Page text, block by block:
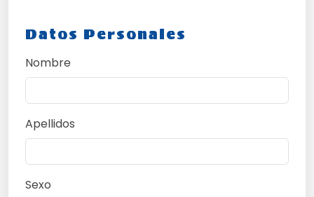
Datos Personales
Nombre
Apellidos
Sexo